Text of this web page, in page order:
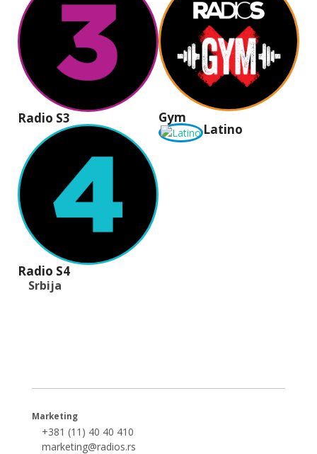
Radio S3
Radio S4
Gym
Latino
Srbija
Marketing
+381 (11) 40 40 410
marketing@radios.rs